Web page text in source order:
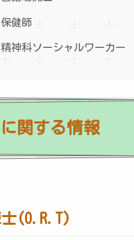
保健師
精神科ソーシャルワーカー
関する情報
(O.R.T)